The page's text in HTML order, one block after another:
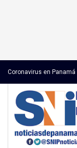
Coronavirus en Panamá